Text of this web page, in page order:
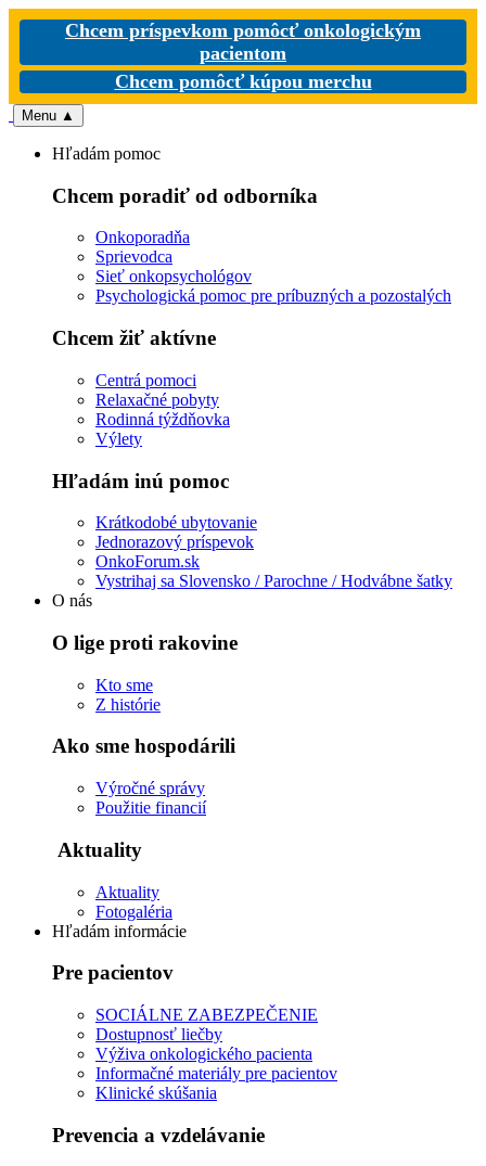
Chcem príspevkom pomôcť onkologickým
pacientom
Chcem pomôcť kúpou merchu
Menu ▲
Hľadám pomoc
Chcem poradiť od odborníka
Onkoporadňa
Sprievodca
Sieť onkopsychológov
Psychologická pomoc pre príbuzných a pozostalých
Chcem žiť aktívne
Centrá pomoci
Relaxačné pobyty
Rodinná týždňovka
Výlety
Hľadám inú pomoc
Krátkodobé ubytovanie
Jednorazový príspevok
OnkoForum.sk
Vystrihaj sa Slovensko / Parochne / Hodvábne šatky
O nás
O lige proti rakovine
Kto sme
Z histórie
Ako sme hospodárili
Výročné správy
Použitie financií
Aktuality
Aktuality
Fotogaléria
Hľadám informácie
Pre pacientov
SOCIÁLNE ZABEZPEČENIE
Dostupnosť liečby
Výživa onkologického pacienta
Informačné materiály pre pacientov
Klinické skúšania
Prevencia a vzdelávanie